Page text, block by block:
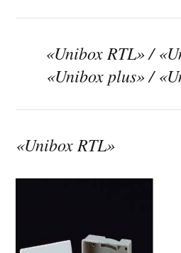
«Unibox RTL» /
«Unibox plus» /
«Unibox RTL»